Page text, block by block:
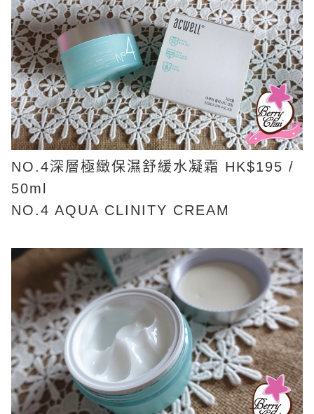
NO.4深層極緻保濕舒緩水凝霜 HK$195 /
50ml
NO.4 AQUA CLINITY CREAM